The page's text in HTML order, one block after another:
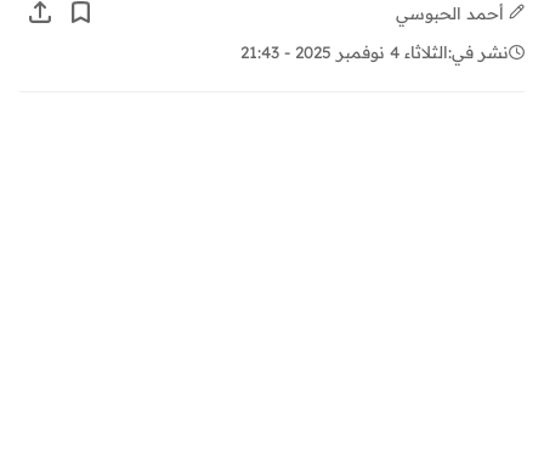
أحمد الحبوسي
نشر في:الثلاثاء 4 نوفمبر 2025 - 21:43